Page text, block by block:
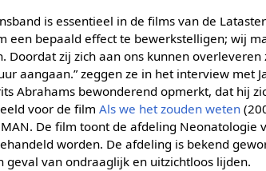
is essentieel in de films van de
een bepaald effect te bewerkstelligen; wij
Doordat zij zich aan ons kunnen
aangaan.” zeggen ze in het interview met
Abrahams bewonderend opmerkt, dat hij
voor de filmAls we het zouden weten
De film toont de afdeling Neonatologie
worden. De afdeling is bekend
geval van ondraaglijk en uitzichtloos lijden.